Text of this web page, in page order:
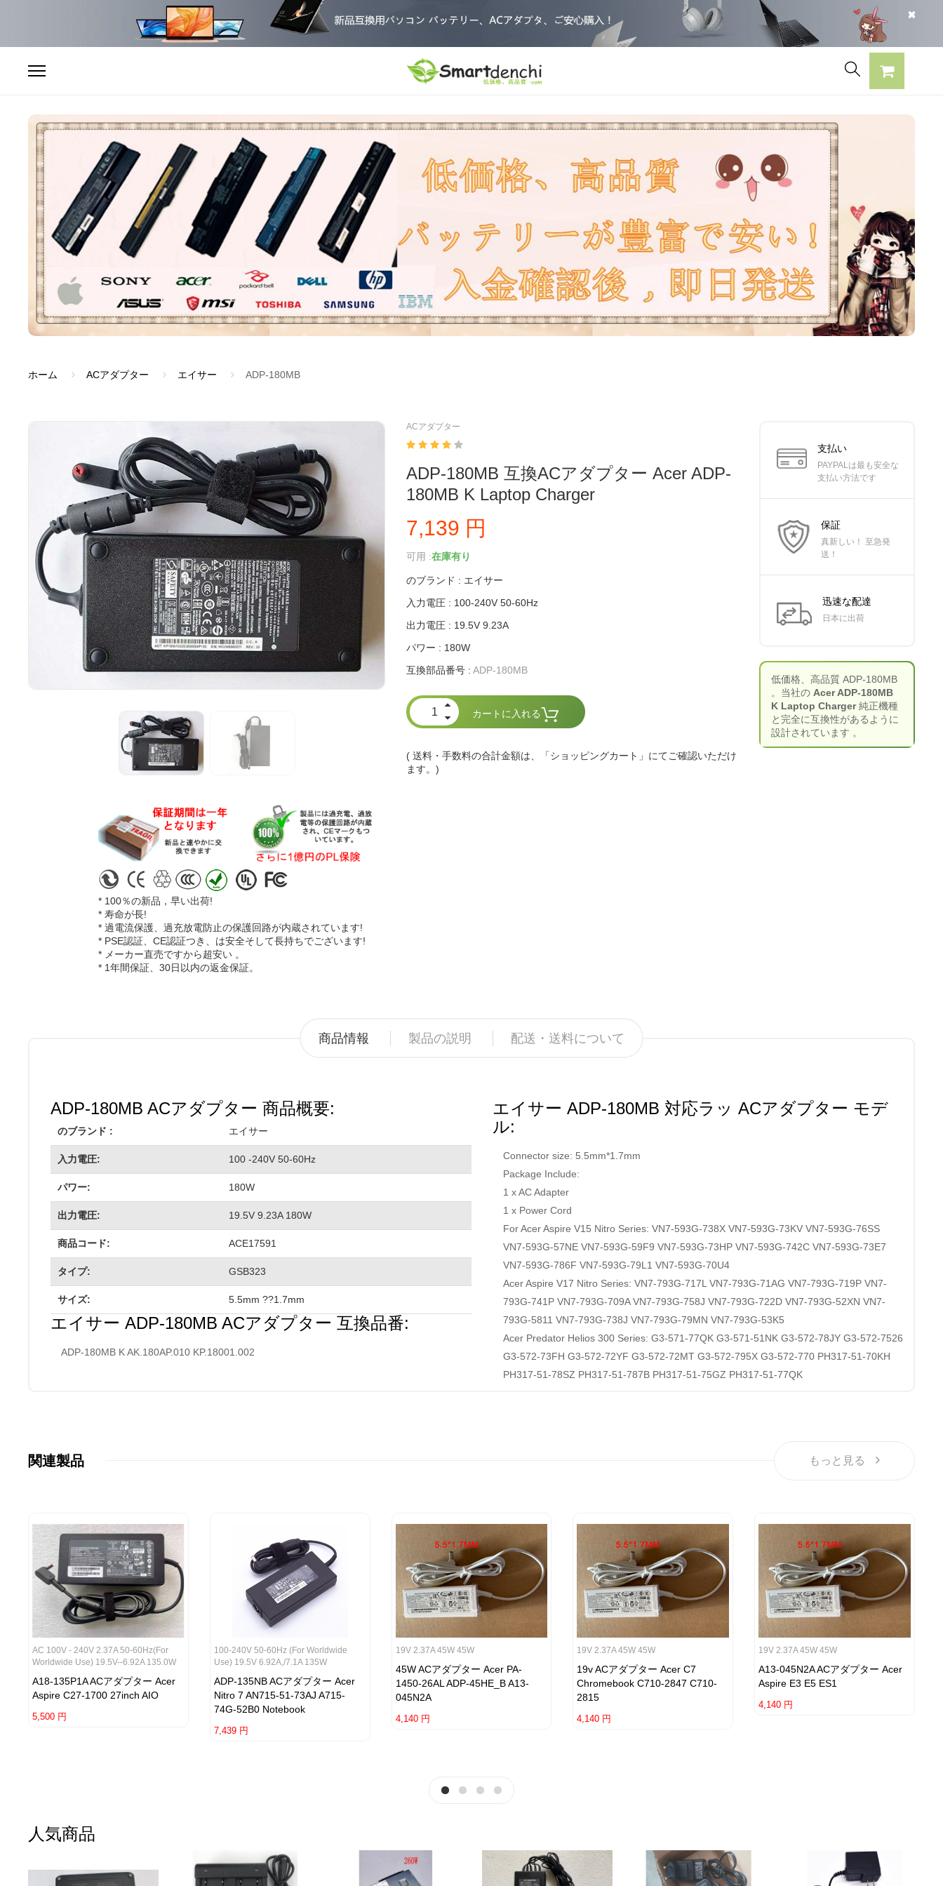
ホーム ACアダプター エイサー ADP-180MB
* 100％の新品，早い出荷!
* 寿命が長!
* 過電流保護、過充放電防止の保護回路が内蔵されています!
* PSE認証、CE認証つき、は安全そして長持ちでございます!
* メーカー直売ですから超安い 。
* 1年間保証、30日以内の返金保証。
ACアダプター
ADP-180MB 互換ACアダプター Acer ADP-
180MB K Laptop Charger
7,139 円
可用 :在庫有り
のブランド : エイサー
入力電圧 : 100-240V 50-60Hz
出力電圧 : 19.5V 9.23A
パワー : 180W
互換部品番号 : ADP-180MB
カートに入れる
( 送料・手数料の合計金額は、「ショッピングカート」にてご確認いただけ
ます。)
支払い
PAYPALは最も安全な
支払い方法です
保証
真新しい！ 至急発
送！
迅速な配達
日本に出荷
低価格、高品質 ADP-180MB
。当社のAcer ADP-180MB
K Laptop Charger純正機種
と完全に互換性があるように
設計されています 。
商品情報 製品の説明 配送・送料について
ADP-180MB ACアダプター 商品概要:
のブランド : エイサー
入力電圧: 100 -240V 50-60Hz
パワー: 180W
出力電圧: 19.5V 9.23A 180W
商品コード: ACE17591
タイプ: GSB323
サイズ: 5.5mm ??1.7mm
エイサー ADP-180MB ACアダプター 互換品番:
ADP-180MB K AK.180AP.010 KP.18001.002
エイサー ADP-180MB 対応ラッ ACアダプター モデ
ル:
Connector size: 5.5mm*1.7mm
Package Include:
1 x AC Adapter
1 x Power Cord
For Acer Aspire V15 Nitro Series: VN7-593G-738X VN7-593G-73KV VN7-593G-76SS
VN7-593G-57NE VN7-593G-59F9 VN7-593G-73HP VN7-593G-742C VN7-593G-73E7
VN7-593G-786F VN7-593G-79L1 VN7-593G-70U4
Acer Aspire V17 Nitro Series: VN7-793G-717L VN7-793G-71AG VN7-793G-719P VN7-
793G-741P VN7-793G-709A VN7-793G-758J VN7-793G-722D VN7-793G-52XN VN7-
793G-5811 VN7-793G-738J VN7-793G-79MN VN7-793G-53K5
Acer Predator Helios 300 Series: G3-571-77QK G3-571-51NK G3-572-78JY G3-572-7526
G3-572-73FH G3-572-72YF G3-572-72MT G3-572-795X G3-572-770 PH317-51-70KH
PH317-51-78SZ PH317-51-787B PH317-51-75GZ PH317-51-77QK
関連製品 もっと見る
AC 100V - 240V 2.37A 50-60Hz(for
Worldwide Use) 19.5V--6.92A 135.0W
A18-135P1A ACアダプター Acer
Aspire C27-1700 27inch AIO
5,500 円
100-240V 50-60Hz (for Worldwide
Use) 19.5V 6.92A,/7.1A 135W
ADP-135NB ACアダプター Acer
Nitro 7 AN715-51-73AJ A715-
74G-52B0 Notebook
7,439 円
19V 2.37A 45W 45W
45W ACアダプター Acer PA-
1450-26AL ADP-45HE_B A13-
045N2A
4,140 円
19V 2.37A 45W 45W
19v ACアダプター Acer C7
Chromebook C710-2847 C710-
2815
4,140 円
19V 2.37A 45W 45W
A13-045N2A ACアダプター Acer
Aspire E3 E5 ES1
4,140 円
人気商品